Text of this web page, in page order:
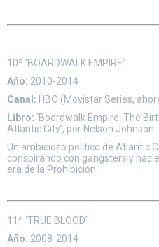
10º ‘BOARDWALK EMPIRE’
Año: 2010-2014
Canal: HBO (Movistar Series,
Libro: ‘Boardwalk Empire: The
Atlantic City’, por Nelson Johnson
Un ambicioso político de Atlantic
conspirando con gangsters y
era de la Prohibición.
11º ‘TRUE BLOOD’
Año: 2008-2014